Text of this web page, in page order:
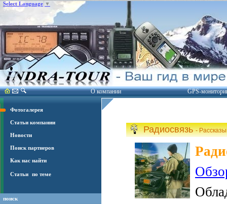
Радиосвязь-
О компании GPS-
Select Language ▼
Фотогалерея
Статьи компании
Новости
Поиск партнеров
Как нас найти
Статьи по теме
поиск